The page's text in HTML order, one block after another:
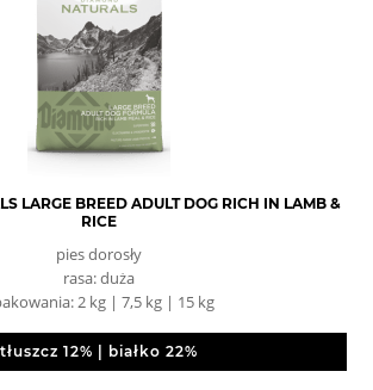
LARGE BREED ADULT DOG RICH IN LAMB &
RICE
pies dorosły
rasa: duża
2 kg | 7,5 kg | 15 kg
tłuszcz 12% | białko 22%